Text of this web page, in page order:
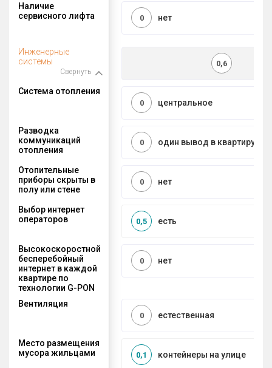
Наличие
сервисного лифта
нет
0
Инженерные
системы
Свернуть
0,6
Система отопления
центральное
0
Разводка
коммуникаций
отопления
один вывод в квартиру
0
Отопительные
приборы скрыты в
полу или стене
нет
0
Выбор интернет
операторов
есть
0,5
Высокоскоростной
бесперебойный
интернет в каждой
квартире по
технологии G-PON
нет
0
Вентиляция
естественная
0
Место размещения
мусора жильцами
контейнеры на улице
0,1